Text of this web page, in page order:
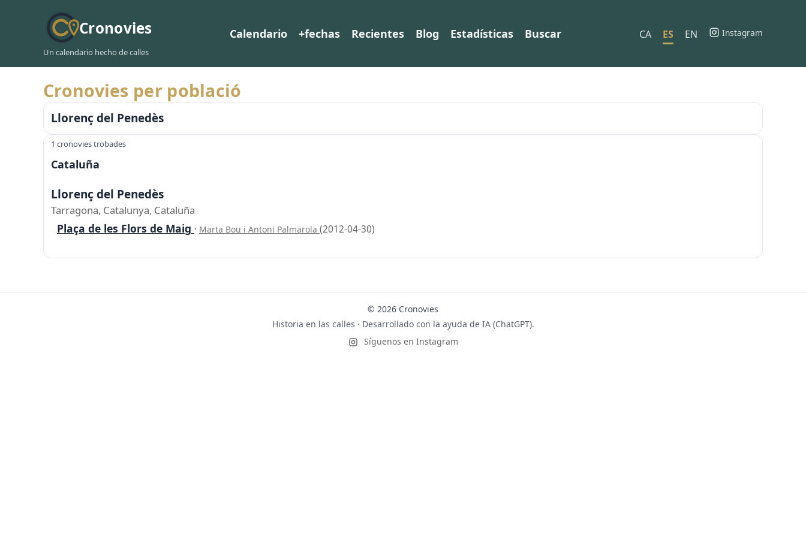
Cronovies
Un calendario hecho de calles
Calendario +fechas Recientes Blog Estadísticas Buscar CA ES EN Instagram
Cronovies per població
Llorenç del Penedès
1 cronovies trobades
Cataluña
Llorenç del Penedès
Tarragona, Catalunya, Cataluña
Plaça de les Flors de Maig · Marta Bou i Antoni Palmarola (2012-04-30)
© 2026 Cronovies
Historia en las calles · Desarrollado con la ayuda de IA (ChatGPT).
Síguenos en Instagram